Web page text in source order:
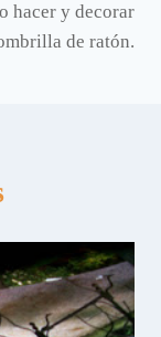
hacer y decorar
de ratón.